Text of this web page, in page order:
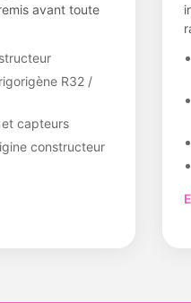
avant toute
R32 /
capteurs
constructeur